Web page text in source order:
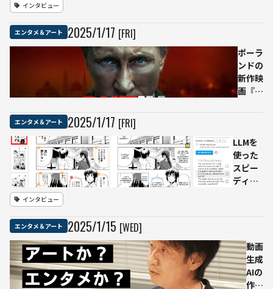
ン」
は
「お
母さ
翻
訳。
エン
タメ
ババクラ
ウドのイ
ンフラ
インタビュー
エンタメ＆アート 2025/1/17 [FRI]
ポーラ
ンドの
新作映
画『プ
を活用
してロ
シア大
統領を
エンタメ＆アート 2025/1/17 [FRI]
LLMを
使った
スピー
ディー
界へ届
けるー
マンガ
に特化
インタビュー
エンタメ＆アート 2025/1/15 [WED]
動画
生成
AIの
作品